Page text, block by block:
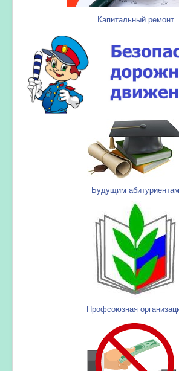
Капитальный ремонт
Будущим абитуриентам
Профсоюзная